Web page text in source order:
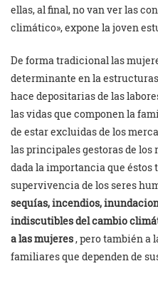
ellas, al final, no van ver las
climático», expone la joven
De forma tradicional las
determinante en la
hace depositarias de las
las vidas que componen la
de estar excluidas de los
las principales gestoras de
dada la importancia que
supervivencia de los seres
sequías, incendios,
indiscutibles del cambio
a las mujeres, pero también a
familiares que dependen de